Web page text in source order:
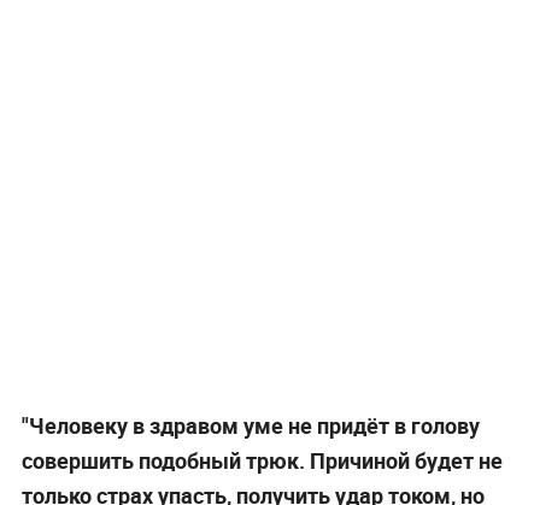
"Человеку в здравом уме не придёт в голову
совершить подобный трюк. Причиной будет не
только страх упасть, получить удар током, но